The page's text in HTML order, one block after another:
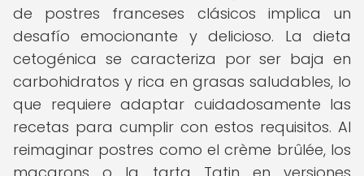
de postres franceses clásicos implica un
desafío emocionante y delicioso. La dieta
cetogénica se caracteriza por ser baja en
carbohidratos y rica en grasas saludables, lo
que requiere adaptar cuidadosamente las
recetas para cumplir con estos requisitos. Al
reimaginar postres como el crème brûlée, los